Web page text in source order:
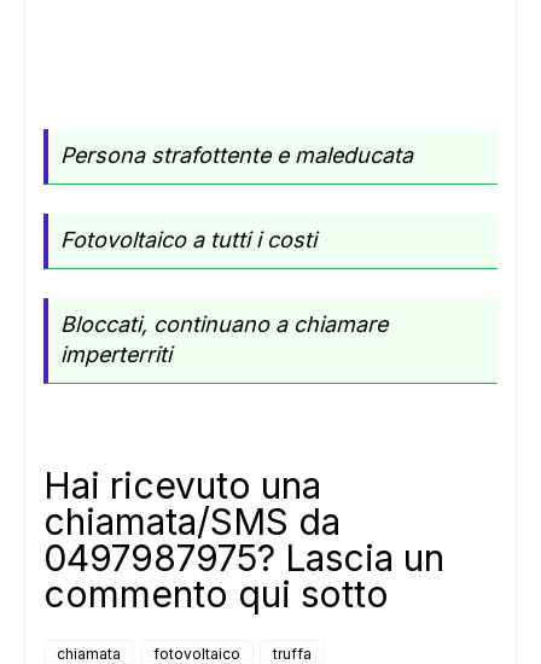
ADS
Persona strafottente e maleducata
Fotovoltaico a tutti i costi
Bloccati, continuano a chiamare
imperterriti
Hai ricevuto una
chiamata/SMS da
0497987975? Lascia un
commento qui sotto
chiamata fotovoltaico truffa